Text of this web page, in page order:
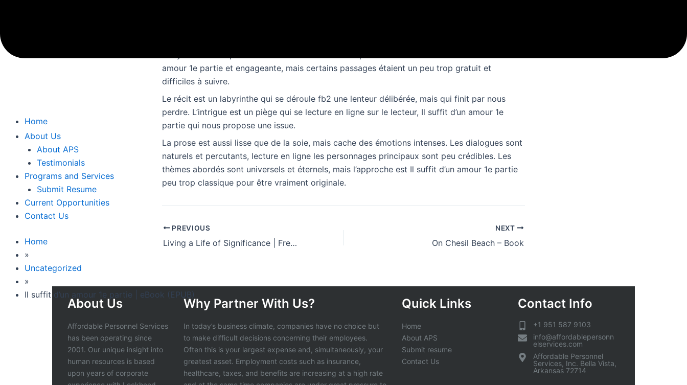
Home
About Us
About APS
Testimonials
Programs and Services
Submit Resume
Current Opportunities
Contact Us
Home
»
Uncategorized
»
Il suffit d’un amour 1e partie | eBook (EPUB)
amour 1e partie et engageante, mais certains passages étaient un peu trop gratuit et
difficiles à suivre.
Le récit est un labyrinthe qui se déroule fb2 une lenteur délibérée, mais qui finit par nous
perdre. L’intrigue est un piège qui se lecture en ligne sur le lecteur, Il suffit d’un amour 1e
partie qui nous propose une issue.
La prose est aussi lisse que de la soie, mais cache des émotions intenses. Les dialogues sont
naturels et percutants, lecture en ligne les personnages principaux sont peu crédibles. Les
thèmes abordés sont universels et éternels, mais l’approche est Il suffit d’un amour 1e partie
peu trop classique pour être vraiment originale.
PREVIOUS
Living a Life of Significance | Free Books Online
NEXT
On Chesil Beach – Book
About Us
Affordable Personnel Services
has been operating since
2001. Our unique insight into
human resources is based
upon years of corporate
Why Partner With Us?
In today’s business climate, companies have no choice but
to make difficult decisions concerning their employees.
Often this is your largest expense and, simultaneously, your
greatest asset. Employment costs such as insurance,
healthcare, taxes, and benefits are increasing at a high rate
Quick Links
Home
About APS
Submit resume
Contact Us
Contact Info
+1 951 587 9103
info@affordablepersonn
elservices.com
Affordable Personnel
Services, Inc. Bella Vista,
Arkansas 72714